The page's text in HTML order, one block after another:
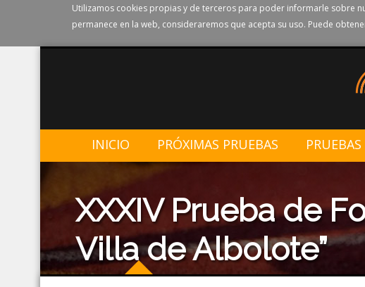
Utilizamos cookies propias y de terceros para poder informarle sobre
permanece en la web, consideraremos que acepta su uso. Puede
INICIO PRÓXIMAS PRUEBAS
XXXIV Prueba de
Villa de Albolote”